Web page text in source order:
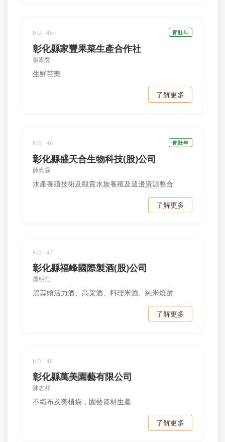
NO. 45 青壯年
彰化縣家豐果菜生產合作社
張家豐
生鮮芭樂
了解更多
NO. 46 青壯年
彰化縣盛天合生物科技(股)公司
薛雍霖
水產養殖技術及觀賞水族養殖及週邊資源整合
了解更多
NO. 47
彰化縣福峰國際製酒(股)公司
蕭明仁
黑蒜頭活力酒、高粱酒、料理米酒、純米燒酎
了解更多
NO. 48
彰化縣萬美園藝有限公司
陳志祥
不織布及美植袋，園藝資材生產
了解更多